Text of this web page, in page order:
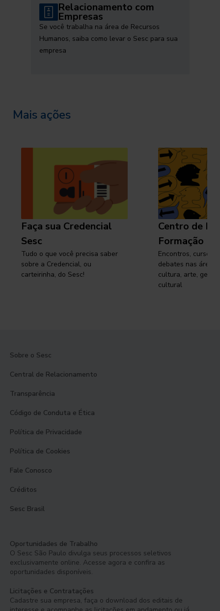
Relacionamento com
Empresas
Se você trabalha na área de Recursos
Humanos, saiba como levar o Sesc para sua
empresa
Mais ações
Faça sua Credencial
Sesc
Tudo o que você precisa saber
sobre a Credencial, ou
carteirinha, do Sesc!
Centro de
Formação
Encontros, cursos,
debates nas áreas
cultura, arte,
cultural
Sobre o Sesc
Central de Relacionamento
Transparência
Código de Conduta e Ética
Política de Privacidade
Política de Cookies
Fale Conosco
Créditos
Sesc Brasil
Oportunidades de Trabalho
O Sesc São Paulo divulga seus processos seletivos
exclusivamente online. Acesse agora e confira as
oportunidades disponíveis.
Licitações e Contratações
Cadastre sua empresa, faça o download dos editais de